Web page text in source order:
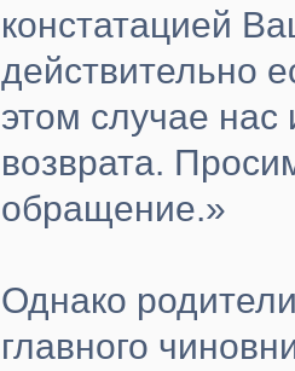
констатацией
действительно
этом случае нас
возврата.
обращение.»
Однако
главного